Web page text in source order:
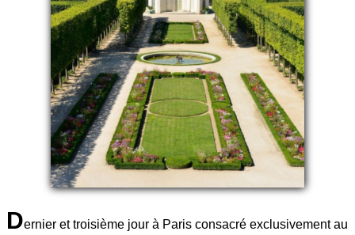
Dernier et troisième jour à Paris consacré exclusivement au